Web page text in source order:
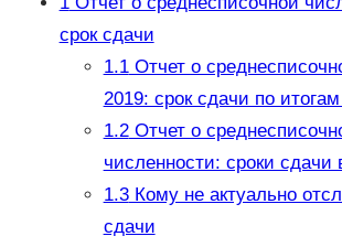
срок сдачи
1.1Отчет о
2019: срок сдачи по
1.2Отчет о
численности: сроки сдачи
1.3Кому не актуально
сдачи